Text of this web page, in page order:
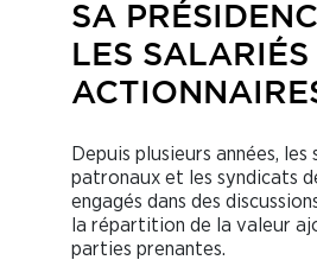
SA
LES SALARIÉS
Depuis plusieurs années, les
patronaux et les syndicats
engagés dans des
la répartition de la valeur
parties prenantes.